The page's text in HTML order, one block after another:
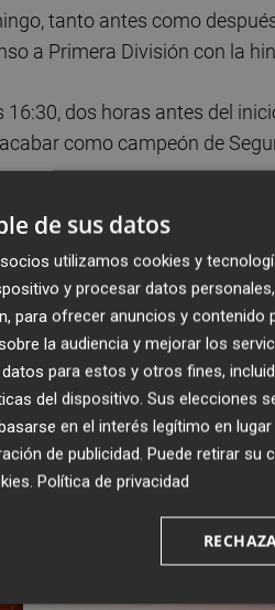
tanto antes como
a Primera División con la
dos horas antes del
como campeón de
con múltiples actividades
23:00 horas, junto al Ciutat
pasado martes por lo que el
de sus datos
utilizamos cookies y
y procesar datos
para ofrecer anuncios y contenido
la audiencia y mejorar los
para estos y otros fines,
del dispositivo. Sus elecciones
en el interés legítimo en
de publicidad. Puede retirar su
. Política de privacidad